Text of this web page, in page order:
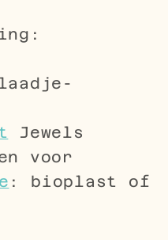
Jewels
voor
: bioplast of